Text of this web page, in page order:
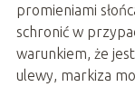
promieniami
schronić w
warunkiem, że
ulewy, markiza